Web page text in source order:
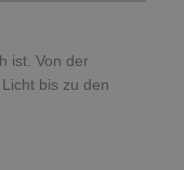
ist. Von der
bis zu den